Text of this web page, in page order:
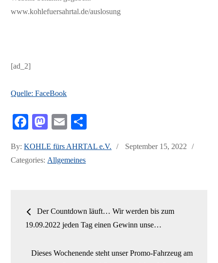
www.kohlefuersahrtal.de/auslosung
[ad_2]
Quelle: FaceBook
Fa
bo
ok
M
to
do
E
ail n
By:KOHLE fürs AHRTAL e.V.
Posted
September 15, 2022
Categories: Allgemeines
Beitrags-
Navigation
Der Countdown läuft… Wir werden bis zum
19.09.2022 jeden Tag einen Gewinn unse…
Dieses Wochenende steht unser Promo-Fahrzeug am